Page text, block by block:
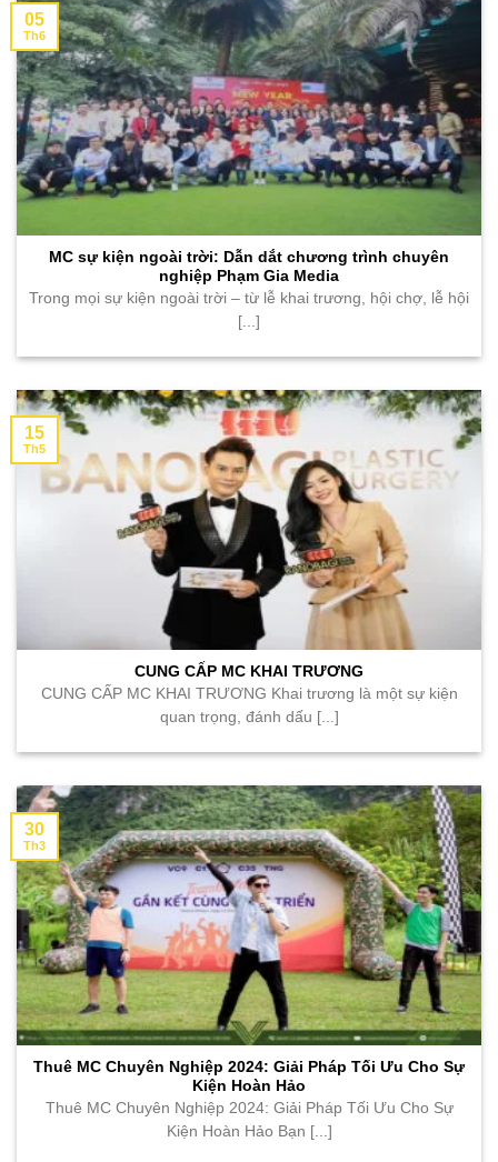
MC sự kiện ngoài trời: Dẫn dắt chương trình chuyên
nghiệp Phạm Gia Media
Trong mọi sự kiện ngoài trời – từ lễ khai trương, hội chợ, lễ hội
[...]
05
Th6
CUNG CẤP MC KHAI TRƯƠNG
CUNG CẤP MC KHAI TRƯƠNG Khai trương là một sự kiện
quan trọng, đánh dấu [...]
15
Th5
Thuê MC Chuyên Nghiệp 2024: Giải Pháp Tối Ưu Cho Sự
Kiện Hoàn Hảo
Thuê MC Chuyên Nghiệp 2024: Giải Pháp Tối Ưu Cho Sự
Kiện Hoàn Hảo Bạn [...]
30
Th3